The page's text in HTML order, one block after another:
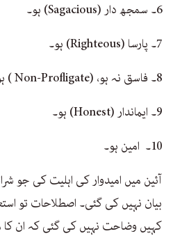
6۔ سمجھ دار (Sagacious) ہو۔
7۔ پارسا (Righteous) ہو۔
8۔ فاسق نہ ہو، (Non-Profligate ) ہو۔
9۔ ایماندار (Honest) ہو۔
10۔ امین ہو۔
آئین میں امیدوار کی اہلیت کی جو
بیان نہیں کی گئی۔ اصطلاحات تو
کہیں وضاحت نہیں کی گئی کہ ان کا